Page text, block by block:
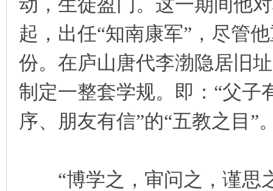
起，出任“知南康军”，尽管
份。在庐山唐代李渤隐居旧
制定一整套学规。即：“父子
序、朋友有信”的“五教之目”
“博学之，审问之，谨思